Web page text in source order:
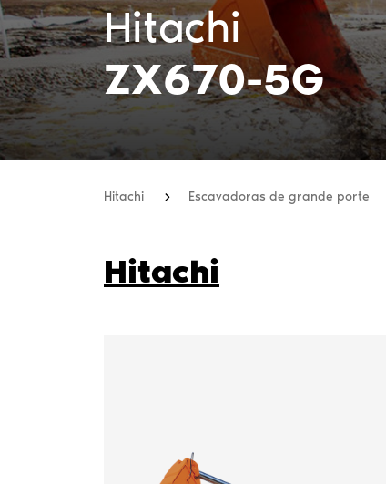
Hitachi
ZX670-5G
Hitachi Escavadoras de grande porte
Hitachi